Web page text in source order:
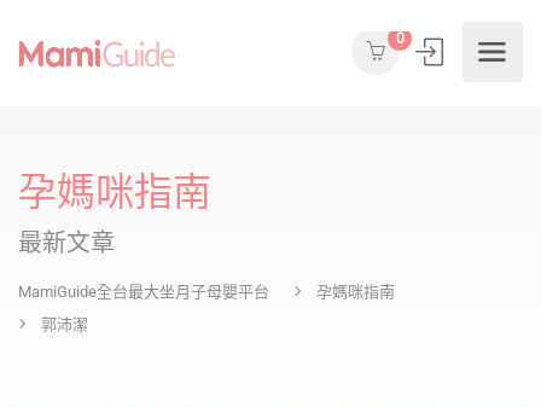
0
孕媽咪指南
最新文章
MamiGuide全台最大坐月子母嬰平台
孕媽咪指南
郭沛潔